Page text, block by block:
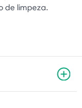
de limpeza.